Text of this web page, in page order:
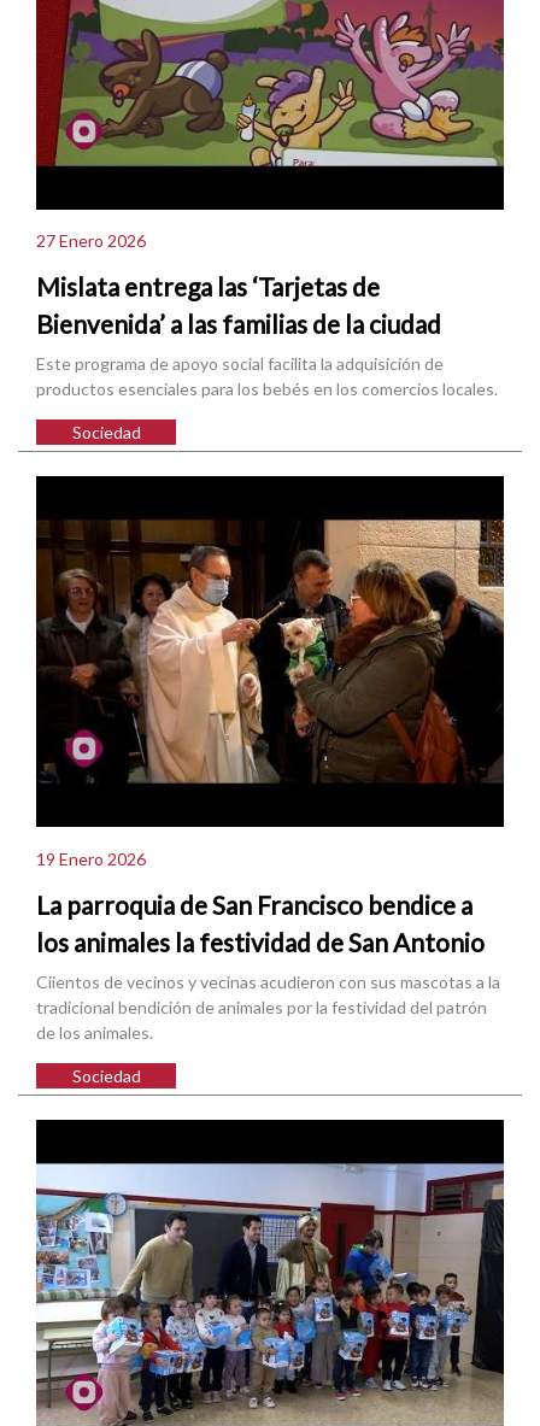
27 Enero 2026
Mislata entrega las ‘Tarjetas de
Bienvenida’ a las familias de la ciudad
Este programa de apoyo social facilita la adquisición de
productos esenciales para los bebés en los comercios locales.
Sociedad
19 Enero 2026
La parroquia de San Francisco bendice a
los animales la festividad de San Antonio
Ciientos de vecinos y vecinas acudieron con sus mascotas a la
tradicional bendición de animales por la festividad del patrón
de los animales.
Sociedad